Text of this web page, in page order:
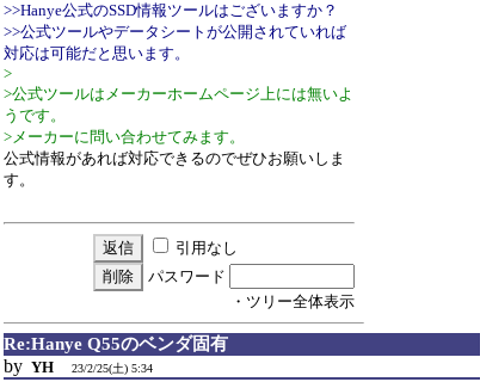
>>Hanye公式のSSD情報ツールはございますか？
>>公式ツールやデータシートが公開されていれば
対応は可能だと思います。
>
>公式ツールはメーカーホームページ上には無いよ
うです。
>メーカーに問い合わせてみます。
公式情報があれば対応できるのでぜひお願いしま
す。
引用なし
パスワード
・ツリー全体表示
Re:Hanye Q55のベンダ固有
by YH 23/2/25(土) 5:34